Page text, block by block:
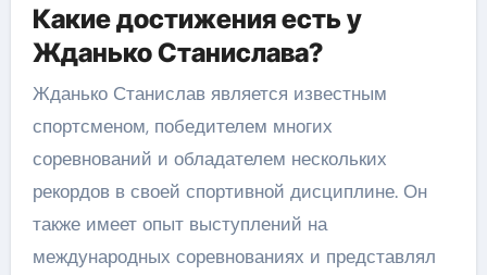
Какие достижения есть у
Жданько Станислава?
Жданько Станислав является известным
спортсменом, победителем многих
соревнований и обладателем нескольких
рекордов в своей спортивной дисциплине. Он
также имеет опыт выступлений на
международных соревнованиях и представлял